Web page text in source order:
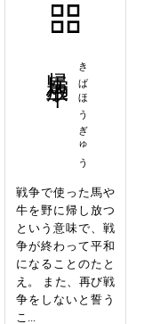
きばほうぎゅう
戦争で使った馬や
牛を野に帰し放つ
という意味で、戦
争が終わって平和
になることのたと
え。 また、再び戦
争をしないと誓う
こ...